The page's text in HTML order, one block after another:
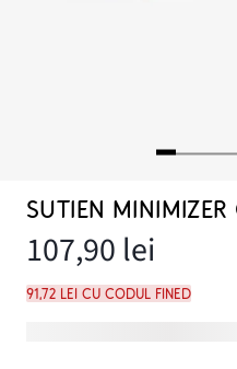
SUTIEN
107,90 lei
91,72 lei cu codul FINED